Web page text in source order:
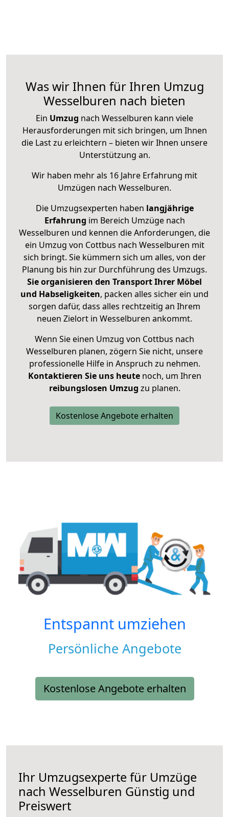
Was wir Ihnen für Ihren Umzug
Wesselburen nach bieten
Ein Umzug nach Wesselburen kann viele
Herausforderungen mit sich bringen, um Ihnen
die Last zu erleichtern – bieten wir Ihnen unsere
Unterstützung an.
Wir haben mehr als 16 Jahre Erfahrung mit
Umzügen nach Wesselburen.
Die Umzugsexperten haben langjährige
Erfahrung im Bereich Umzüge nach
Wesselburen und kennen die Anforderungen, die
ein Umzug von Cottbus nach Wesselburen mit
sich bringt. Sie kümmern sich um alles, von der
Planung bis hin zur Durchführung des Umzugs.
Sie organisieren den Transport Ihrer Möbel
und Habseligkeiten, packen alles sicher ein und
sorgen dafür, dass alles rechtzeitig an Ihrem
neuen Zielort in Wesselburen ankommt.
Wenn Sie einen Umzug von Cottbus nach
Wesselburen planen, zögern Sie nicht, unsere
professionelle Hilfe in Anspruch zu nehmen.
Kontaktieren Sie uns heutenoch, um Ihren
reibungslosen Umzug zu planen.
Kostenlose Angebote erhalten
Entspannt umziehen
Persönliche Angebote
Kostenlose Angebote erhalten
Ihr Umzugsexperte für Umzüge
nach Wesselburen Günstig und
Preiswert